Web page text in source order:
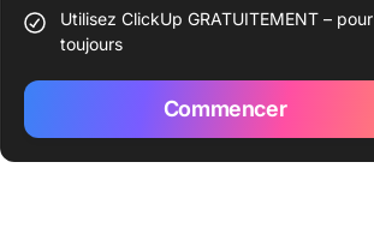
Utilisez ClickUp GRATUITEMENT – pour
toujours
Commencer